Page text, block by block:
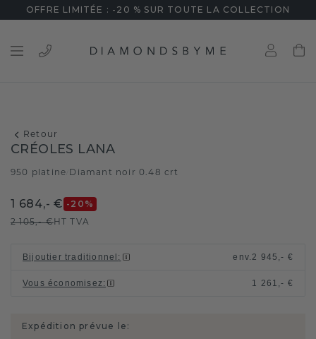
OFFRE LIMITÉE : -20 % SUR TOUTE LA COLLECTION
Retour
CRÉOLES LANA
950 platine Diamant noir 0.48 crt
1 684,- € -20 %
2 105,- €HT TVA
Bijoutier traditionnel : env.2 945,- €
Vous économisez: 1 261,- €
Expédition prévue le: